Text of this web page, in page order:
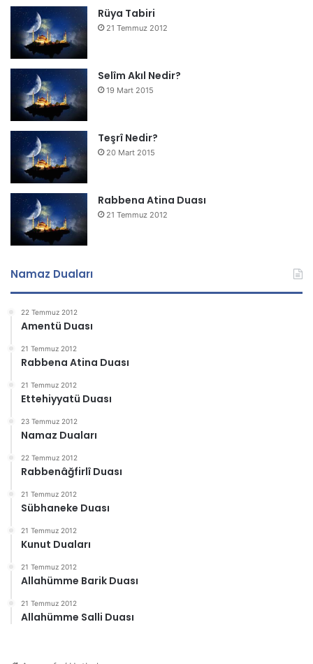
Rüya Tabiri
21 Temmuz 2012
Selîm Akıl Nedir?
19 Mart 2015
Teşrî Nedir?
20 Mart 2015
Rabbena Atina Duası
21 Temmuz 2012
Namaz Duaları
22 Temmuz 2012
Amentü Duası
21 Temmuz 2012
Rabbena Atina Duası
21 Temmuz 2012
Ettehiyyatü Duası
23 Temmuz 2012
Namaz Duaları
22 Temmuz 2012
Rabbenâğfirlî Duası
21 Temmuz 2012
Sübhaneke Duası
21 Temmuz 2012
Kunut Duaları
21 Temmuz 2012
Allahümme Barik Duası
21 Temmuz 2012
Allahümme Salli Duası